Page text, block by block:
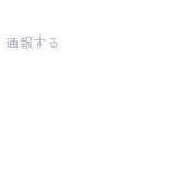
通報する